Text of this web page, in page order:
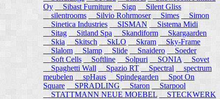
Oy
Sibast Furniture Sign
Silent Gliss
silentrooms
Silvio Rohrmoser Simes Simon
Sinetica Industries
SISMAN
Sistema Midi
Sitag
Sitland Spa Skandiform
Skargaarden
Skia
Skitsch SkLO Skram
Sky-Frame
Slalom
Slamp Slide Snaidero
Soeder
Soft Cells
Softline Solpuri SONIA
Sovet
Spaghetti Wall
Spazio RT Spectral
spectrum
meubelen
spHaus Spindegarden
Spot On
Square
SPRADLING Staron
Starpool
STATTMANN NEUE MOEBEL
STECKWERK